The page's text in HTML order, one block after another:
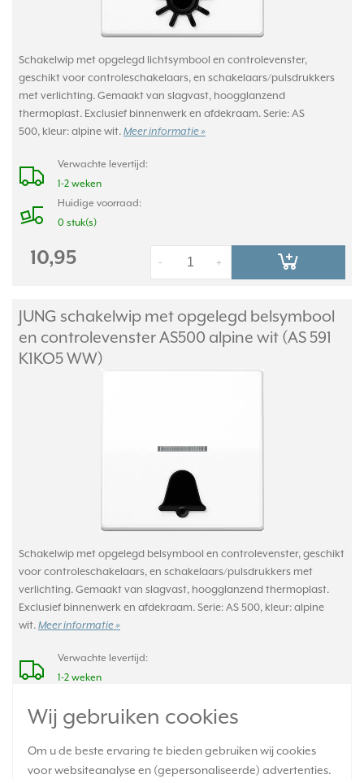
Wij gebruiken cookies
Om u de beste ervaring te bieden gebruiken wij cookies
voor websiteanalyse en (gepersonaliseerde) advertenties.
Schakelwip met opgelegd lichtsymbool en controlevenster,
geschikt voor controleschakelaars, en schakelaars/pulsdrukkers
met verlichting. Gemaakt van slagvast, hoogglanzend
thermoplast. Exclusief binnenwerk en afdekraam. Serie: AS
500, kleur: alpine wit. Meer informatie »
Verwachte levertijd:
1-2 weken
Huidige voorraad:
0 stuk(s)
10,95 +
-
JUNG schakelwip met opgelegd belsymbool
en controlevenster AS500 alpine wit (AS 591
K1KO5 WW)
Schakelwip met opgelegd belsymbool en controlevenster, geschikt
voor controleschakelaars, en schakelaars/pulsdrukkers met
verlichting. Gemaakt van slagvast, hoogglanzend thermoplast.
Exclusief binnenwerk en afdekraam. Serie: AS 500, kleur: alpine
wit. Meer informatie »
Verwachte levertijd:
1-2 weken
0 stuk(s)
10,95 +
-